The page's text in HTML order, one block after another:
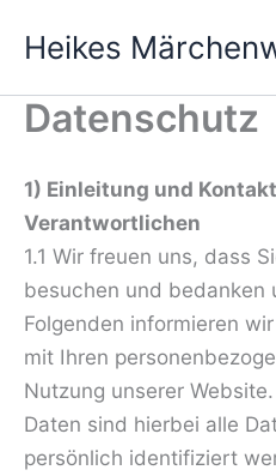
InhaltHeikes
Datenschutz
1) Einleitung und
Verantwortlichen
1.1 Wir freuen uns, dass
besuchen und bedanken
Folgenden informieren
mit Ihren
Nutzung unserer
Daten sind hierbei alle
persönlich identifiziert